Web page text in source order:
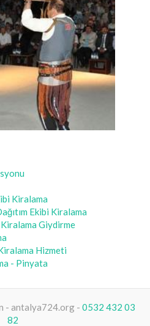
Kiralama
Ekibi Kiralama
Giydirme
Hizmeti
- Pinyata
- antalya724.org - 0532 432 03
82